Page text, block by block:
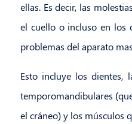
ellas. Es decir, las
el cuello o incluso en los
problemas del aparato
Esto incluye los dientes,
temporomandibulares
el cráneo) y los músculos